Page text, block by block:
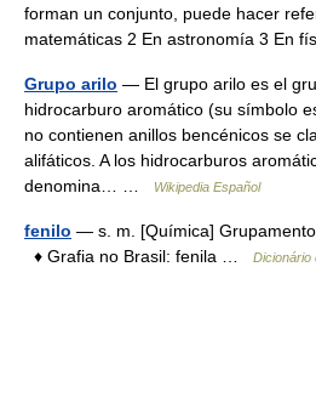
forman un conjunto, puede hacer
matemáticas 2 En astronomía 3 En
Grupo arilo — El grupo arilo es el
hidrocarburo aromático (su símbolo
no contienen anillos bencénicos se
alifáticos. A los hidrocarburos
denomina… …
Wikipedia Español
fenilo — s. m. [Química]
♦ Grafia no Brasil: fenila …
Dicionário